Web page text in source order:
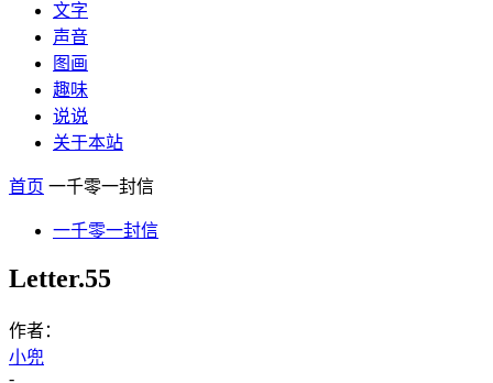
文字
声音
图画
趣味
说说
关于本站
首页 一千零一封信
一千零一封信
Letter.55
作者：
小兜
-